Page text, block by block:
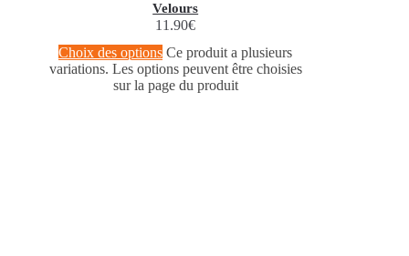
Velours
11.90€
Choix des options Ce produit a plusieurs
variations. Les options peuvent être choisies
sur la page du produit